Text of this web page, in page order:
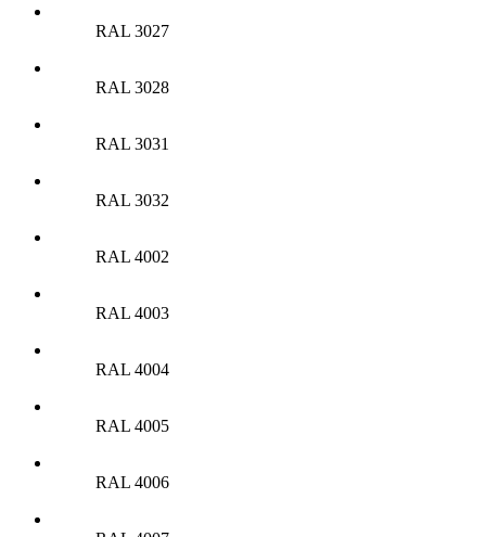
RAL 3027
RAL 3028
RAL 3031
RAL 3032
RAL 4002
RAL 4003
RAL 4004
RAL 4005
RAL 4006